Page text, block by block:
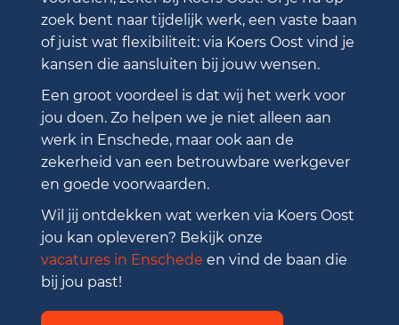
zoek bent naar tijdelijk werk, een vaste baan
of juist wat flexibiliteit: via Koers Oost vind je
kansen die aansluiten bij jouw wensen.
Een groot voordeel is dat wij het werk voor
jou doen. Zo helpen we je niet alleen aan
werk in Enschede, maar ook aan de
zekerheid van een betrouwbare werkgever
en goede voorwaarden.
Wil jij ontdekken wat werken via Koers Oost
jou kan opleveren? Bekijk onze
vacatures in Enschede en vind de baan die
bij jou past!